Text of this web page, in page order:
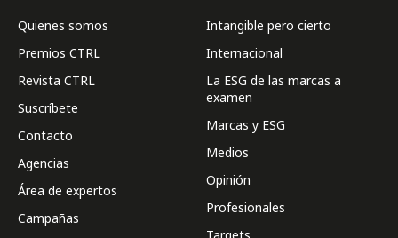
Quienes somos
Premios CTRL
Revista CTRL
Suscríbete
Contacto
Agencias
Área de expertos
Campañas
Intangible pero cierto
Internacional
La ESG de las marcas a
examen
Marcas y ESG
Medios
Opinión
Profesionales